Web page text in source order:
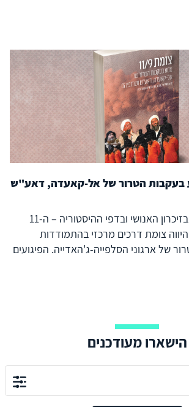
9 - מסע בעקבות הטרור של אל-קאעדה, דאע"ש
היום הנורא שנצרב בזיכרון האנושי ובדפי ההיסטוריה – ה-11
2001 – היווה צומת דרכים מרכזי בהתמודדות
של ארגוני הסלפייה-ג'האדייה. הפיגועים
בניו יורק ובוושינגטון הפכו את
הפעילו נגדו מגוון אמצעים צבאיים,
דיפלומטיים וכלכליים ואף יצאו לשלוש
לבצע התאמות במדיניות הביטחון
הסוני, שכוון נגד יעדים ישראליים
הישארו מעודכנים